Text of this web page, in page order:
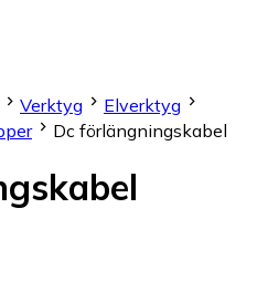
Verktyg
Elverktyg
Dc förlängningskabel